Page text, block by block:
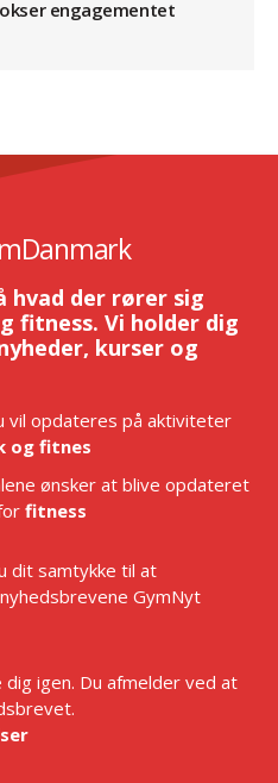
engagementet
hvad der rører sig
fitness. Vi holder dig
kurser og
vil opdateres på aktiviteter
og fitnes
ønsker at blive opdateret
fitness
dit samtykke til at
GymNyt
igen. Du afmelder ved at